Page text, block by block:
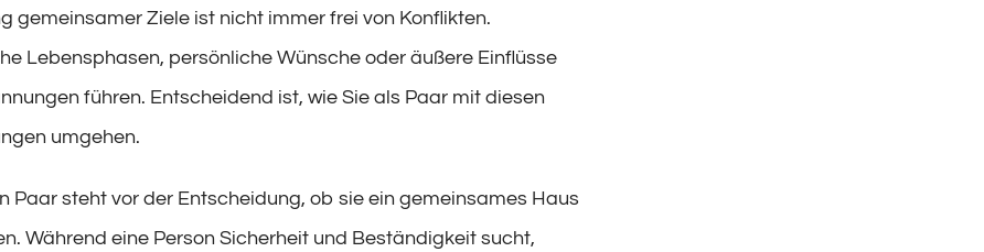
gemeinsamer Ziele ist nicht immer frei von Konflikten.
Lebensphasen, persönliche Wünsche oder äußere Einflüsse
führen. Entscheidend ist, wie Sie als Paar mit diesen
umgehen.
Paar steht vor der Entscheidung, ob sie ein gemeinsames Haus
Während eine Person Sicherheit und Beständigkeit sucht,